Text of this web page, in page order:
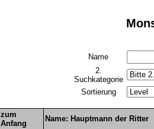
Name
2.
Suchkategorie
Sortierung
zum
Anfang
Name: Hauptmann der Ritter